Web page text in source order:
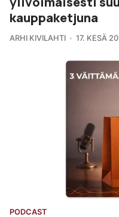
kauppaketjuna
ARHI KIVILAHTI 17. KESÄ
PODCAST